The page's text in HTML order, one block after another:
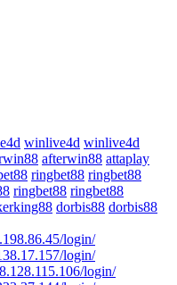
winlive4d winlive4d
afterwin88 attaplay
ringbet88 ringbet88
ringbet88 ringbet88
dorbis88 dorbis88
login/
login/
login/